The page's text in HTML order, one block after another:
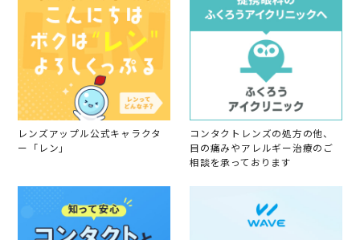
レンズアップル公式キャラクタ
ー「レン」
コンタクトレンズの処方の他、
目の痛みやアレルギー治療のご
相談を承っております